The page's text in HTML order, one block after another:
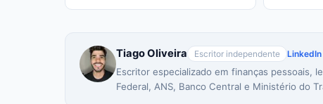
Tiago Oliveira Escritor independente
Escritor especializado em finanças pessoais,
Federal, ANS, Banco Central e Ministério do